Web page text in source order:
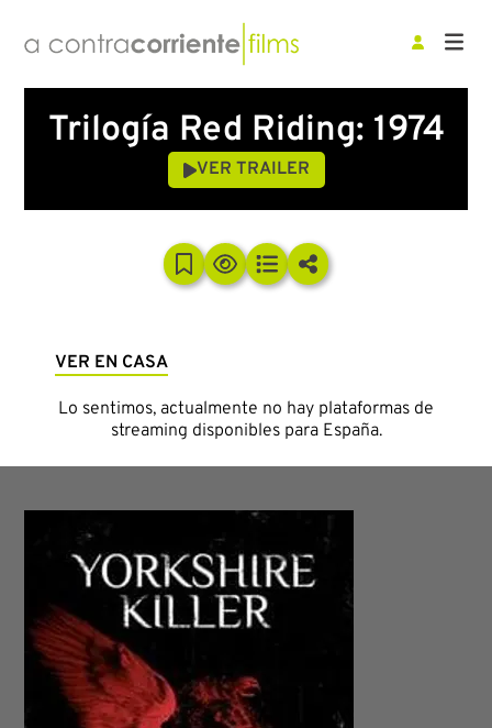
Trilogía Red Riding: 1974
VER TRAILER
VER EN CASA
Lo sentimos, actualmente no hay plataformas de
streaming disponibles para España.